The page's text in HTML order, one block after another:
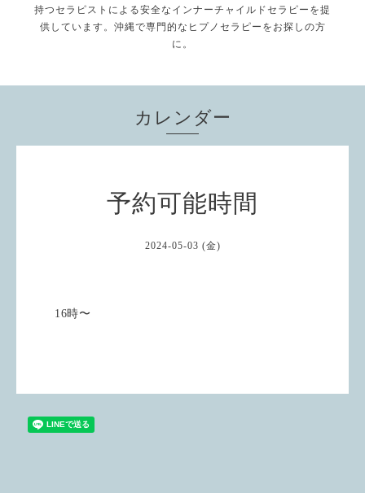
持つセラピストによる安全なインナーチャイルドセラピーを提
供しています。沖縄で専門的なヒプノセラピーをお探しの方
に。
カレンダー
予約可能時間
2024-05-03 (金)
16時〜